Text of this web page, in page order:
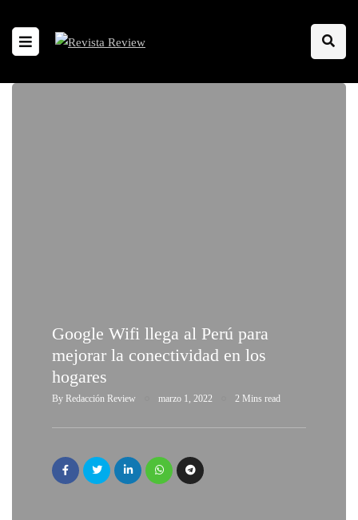
Google Wifi llega al Perú para
mejorar la conectividad en los
hogares
By Redacción Review marzo 1, 2022 2 Mins read